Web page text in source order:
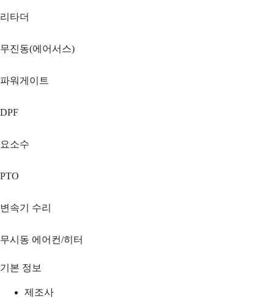
리타더
무진동(에어서스)
파워게이트
DPF
요소수
PTO
변속기 수리
무시동 에어컨/히터
기본 정보
제조사